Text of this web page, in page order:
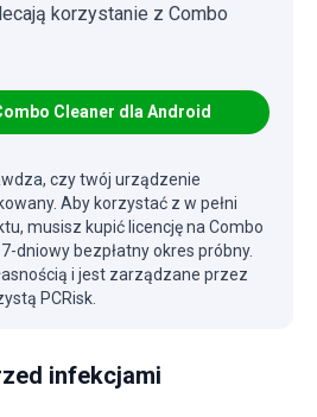
korzystanie z Combo
Cleaner dla Android
czy twój urządzenie
Aby korzystać z w pełni
musisz kupić licencję na Combo
dniowy bezpłatny okres próbny.
i jest zarządzane przez
PCRisk.
infekcjami